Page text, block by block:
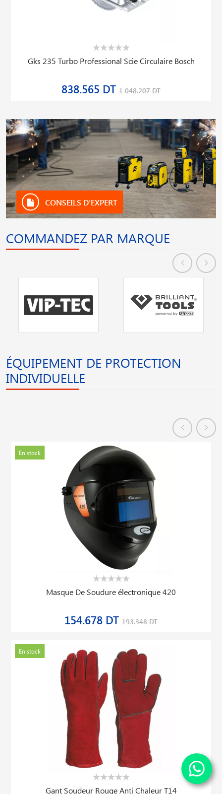
Gks 235 Turbo Professional Scie Circulaire Bosch
838.565 DT 1 048.207 DT
CONSEILS D’EXPERT
COMMANDEZ PAR MARQUE
ÉQUIPEMENT DE PROTECTION
INDIVIDUELLE
En stock
Masque De Soudure électronique 420
154.678 DT 193.348 DT
En stock
Gant Soudeur Rouge Anti Chaleur T14